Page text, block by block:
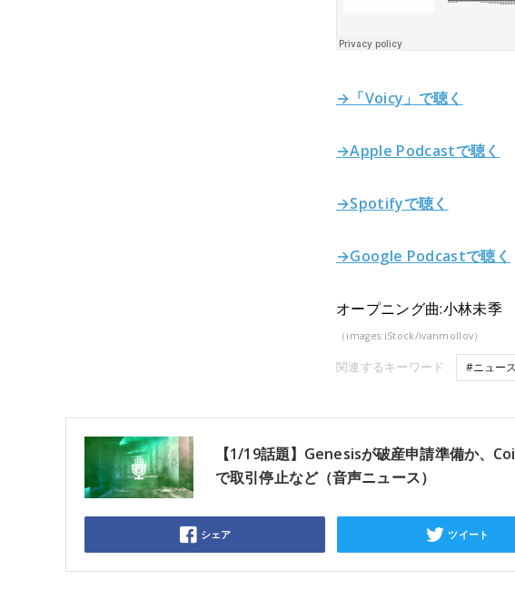
→「Voicy」で聴く
→Apple Podcastで聴く
→Spotifyで聴く
→Google Podcastで聴く
オープニング曲:小林未季
（images:iStock/ivanmollov）
関連するキーワード #ニュース
【1/19話題】Genesisが破産申請準備か、
で取引停止など（音声ニュース）
シェア ツイート